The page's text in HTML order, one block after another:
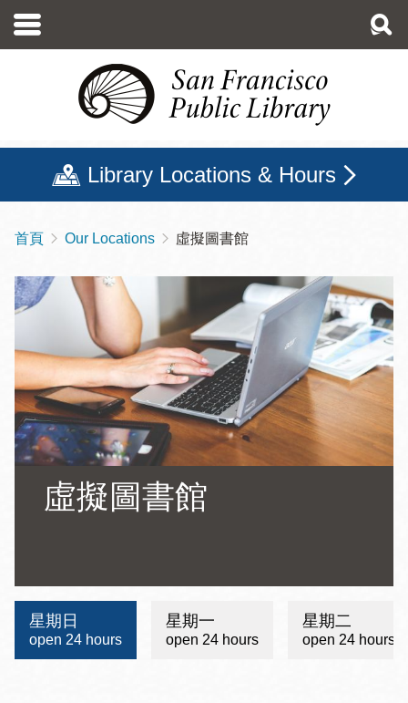
至
Library Locations & Hours
導
航
連
首頁 Our Locations 虛擬圖書館
虛擬圖書館
Hours
星期日
open 24 hours
星期一
open 24 hours
星期二
open 24 hours